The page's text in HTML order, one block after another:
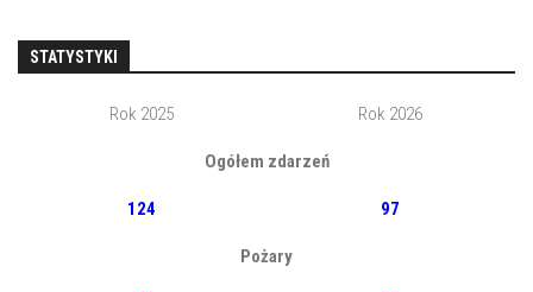
STATYSTYKI
Rok 2025 Rok 2026
Ogółem zdarzeń
124 97
Pożary